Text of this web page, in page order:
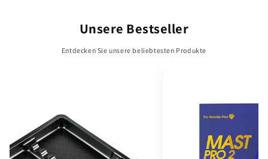
Unsere Bestseller
Entdecken Sie unsere beliebtesten Produkte